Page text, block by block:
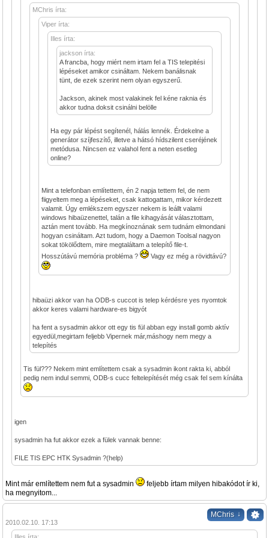
MChris írta:
Viper írta:
Illes írta:
jackson írta:
A francba, hogy miért nem irtam fel a TIS telepitési
lépéseket amikor csináltam. Nekem banálisnak
tünt, de ezek szerint nem olyan egyszerű.
Jackson, akinek most valakinek fel kéne raknia és
akkor tudna doksit csinálni belölle
Ha egy pár lépést segítenél, hálás lennék. Érdekelne a
generátor szíjfeszítő, illetve a hátsó hídszilent cseréjének
metódusa. Nincsen ez valahol fent a neten esetleg
online?
Mint a telefonban említettem, én 2 napja tettem fel, de nem
fiigyeltem meg a lépéseket, csak kattogattam, mikor kérdezett
valamit. Úgy emlékszem egyszer nekem is leállt valami
windows hibaüzenettel, talán a file kihagyását választottam,
aztán ment tovább. Ha megkínoznának sem tudnám elmondani
hogyan csináltam. Azt tudom, hogy a Daemon Toolsal nagyon
sokat tökölődtem, mire megtaláltam a telepítő file-t.
Hosszútávú memória probléma ?
Vagy ez még a rövidtávú?
hibaüzi akkor van ha ODB-s cuccot is telep kérdésre yes nyomtok
akkor keres valami hardware-es bigyót
ha fent a sysadmin akkor ott egy tis fül abban egy install gomb aktív
egyedül,megirtam feljebb Vipernek már,máshogy nem megy a
telepítés
Tis fül??? Nekem mint említettem csak a sysadmin ikont rakta ki, abból
pedig nem indul semmi, ODB-s cucc feltelepítését még csak fel sem kínálta
igen
sysadmin ha fut akkor ezek a fülek vannak benne:
FILE TIS EPC HTK Sysadmin ?(help)
Mint már említettem nem fut a sysadmin
feljebb írtam milyen hibakódot ír ki,
ha megnyitom...
MChris ↓
2010.02.10. 17:13